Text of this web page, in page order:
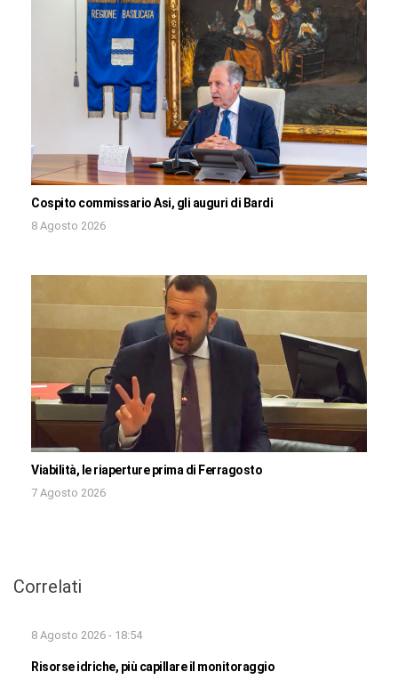
Cospito commissario Asi, gli auguri di Bardi
8 Agosto 2026
Viabilità, le riaperture prima di Ferragosto
7 Agosto 2026
Correlati
8 Agosto 2026 - 18:54
Risorse idriche, più capillare il monitoraggio